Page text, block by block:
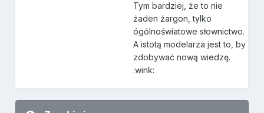
Tym bardziej, że to nie
żaden żargon, tylko
ógólnoświatowe słownictwo.
A istotą modelarza jest to, by
zdobywać nową wiedzę.
:wink: